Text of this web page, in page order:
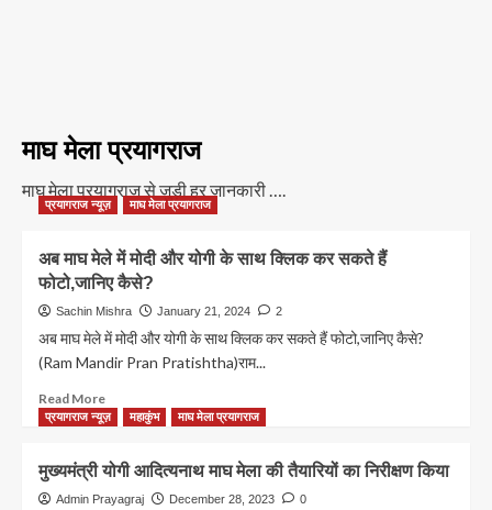
माघ मेला प्रयागराज
माघ मेला प्रयागराज से जुड़ी हर जानकारी ….
प्रयागराज न्यूज़ माघ मेला प्रयागराज
अब माघ मेले में मोदी और योगी के साथ क्लिक कर सकते हैं
फोटो,जानिए कैसे?
Sachin Mishra January 21, 2024 2
अब माघ मेले में मोदी और योगी के साथ क्लिक कर सकते हैं फोटो,जानिए कैसे?
(Ram Mandir Pran Pratishtha)राम...
Read MoreRead
more
अब
माघ
मेले
प्रयागराज न्यूज़ महाकुंभ माघ मेला प्रयागराज
मुख्यमंत्री योगी आदित्यनाथ माघ मेला की तैयारियों का निरीक्षण किया
Admin Prayagraj December 28, 2023 0